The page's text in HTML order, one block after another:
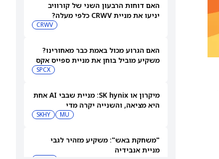
האם דוחות הרבעון השני של קורוויב
יניעו את מניית CRWV כלפי מעלה?
CRWV
האם הגרוע מכול באמת כבר מאחורינו?
משקיע מוביל בוחן את מניית ספייס אקס
SPCX
מיקרון או SK hynix: מניית שבבי AI אחת
היא מציאה, והשנייה יקרה מדי
MU
SKHY
"משחקת באש": משקיע מזהיר לגבי
מניית אנבידיה